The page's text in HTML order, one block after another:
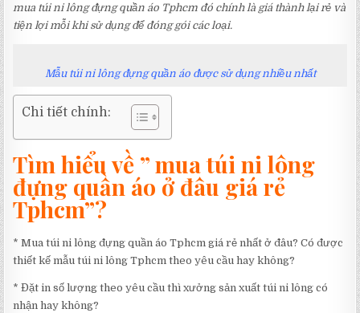
mua túi ni lông đựng quần áo Tphcm đó chính là giá thành lại rẻ và
tiện lợi mỗi khi sử dụng để đóng gói các loại.
Mẫu túi ni lông đựng quần áo được sử dụng nhiều nhất
Chi tiết chính:
Tìm hiểu về ” mua túi ni lông
đựng quần áo ở đâu giá rẻ
Tphcm”?
* Mua túi ni lông đựng quần áo Tphcm giá rẻ nhất ở đâu? Có được
thiết kế mẫu túi ni lông Tphcm theo yêu cầu hay không?
* Đặt in số lượng theo yêu cầu thì xưởng sản xuất túi ni lông có
nhận hay không?